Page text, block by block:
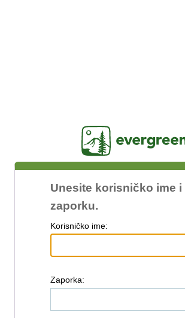
Unesite korisničko ime i
zaporku.
Korisničko ime:
Zaporka: